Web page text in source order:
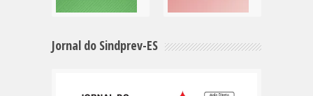
Jornal do Sindprev-ES